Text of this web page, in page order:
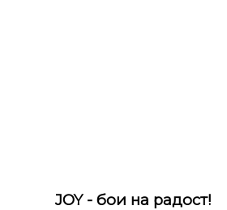
JOY - бои на радост!